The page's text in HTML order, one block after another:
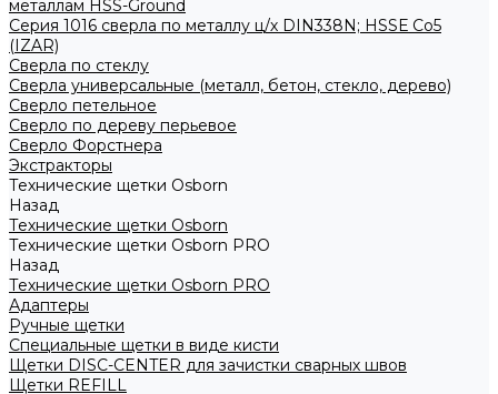
металлам HSS-Ground
Серия 1016 сверла по металлу ц/х DIN338N; HSSЕ Со5
(IZAR)
Сверла по стеклу
Сверла универсальные (металл, бетон, стекло, дерево)
Сверло петельное
Сверло по дереву перьевое
Сверло Форстнера
Экстракторы
Технические щетки Osborn
Назад
Технические щетки Osborn
Технические щетки Osborn PRO
Назад
Технические щетки Osborn PRO
Адаптеры
Ручные щетки
Специальные щетки в виде кисти
Щетки DISC-CENTER для зачистки сварных швов
Щетки REFILL